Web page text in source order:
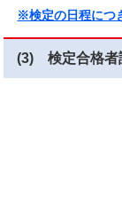
※検定の日程につ
(3) 検定合格者